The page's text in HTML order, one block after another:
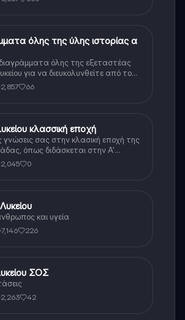
όλης της ύλης ιστορίας α
όλης της εξεταστέας
για να διευκολυνθείτε από το
του βιβλίου
2,857 66
κλασσική εποχή
γνώσεις σας στην κλασική εποχή της
όπως διδάσκεται στην Α'
2,045 0
και υγεία
7,146 226
ΣΟΣ
2,263 42